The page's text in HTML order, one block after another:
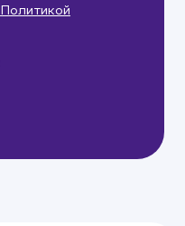
Политикой